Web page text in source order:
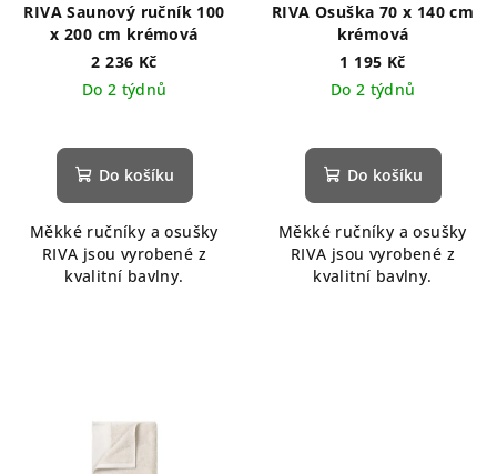
RIVA Saunový ručník 100
x 200 cm krémová
2 236 Kč
Do 2 týdnů
Do košíku
Měkké ručníky a osušky
RIVA jsou vyrobené z
kvalitní bavlny.
RIVA Osuška 70 x 140 cm
krémová
1 195 Kč
Do 2 týdnů
Do košíku
Měkké ručníky a osušky
RIVA jsou vyrobené z
kvalitní bavlny.